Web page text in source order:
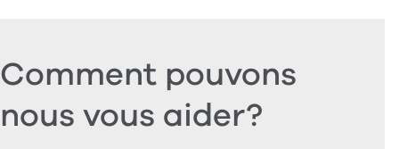
Comment pouvons
nous vous aider?